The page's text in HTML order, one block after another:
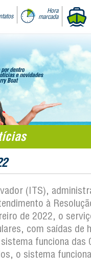
Hora
marcada
(ITS),
à
de 2022, o
com saídas de
funciona das
o sistema